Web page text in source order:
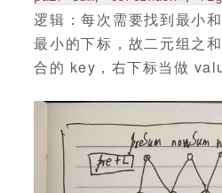
逻辑：每次需要找到最小
最小的下标，故二元组之
合的 key，右下标当做